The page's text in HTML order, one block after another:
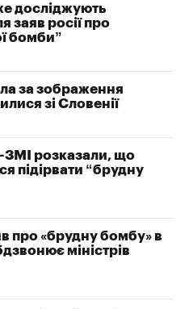
досліджують
заяв росії про
бомби”
за зображення
зі Словенії
ЗМІ розказали, що
підірвати “брудну
про «брудну бомбу» в
міністрів